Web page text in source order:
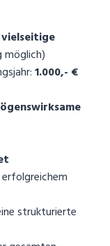
möglich)
1.000,- €
strukturierte